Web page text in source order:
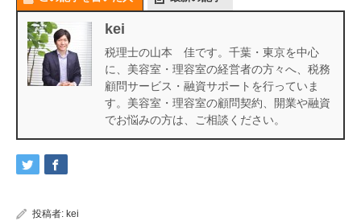
kei
税理士の山本 佳です。千葉・東京を中心
に、美容室・理容室の経営者の方々へ、税務
顧問サービス・融資サポートを行っていま
す。美容室・理容室の顧問契約、開業や融資
でお悩みの方は、ご相談ください。
投稿者: kei